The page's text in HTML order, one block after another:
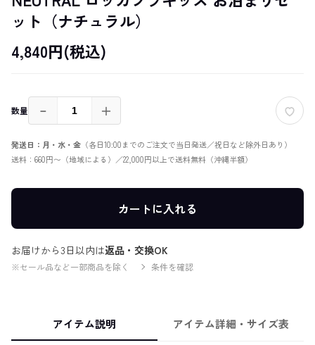
ット（ナチュラル）
4,840円(税込)
数量 － ＋
発送日：月・水・金 （各日10:00までのご注文で当日発送／祝日など除外日あり）
送料：660円〜（地域による）／22,000円以上で送料無料（沖縄半額）
カートに入れる
お届けから3日以内は返品・交換OK
※セール品など一部商品を除く 条件を確認
アイテム説明 アイテム詳細・サイズ表